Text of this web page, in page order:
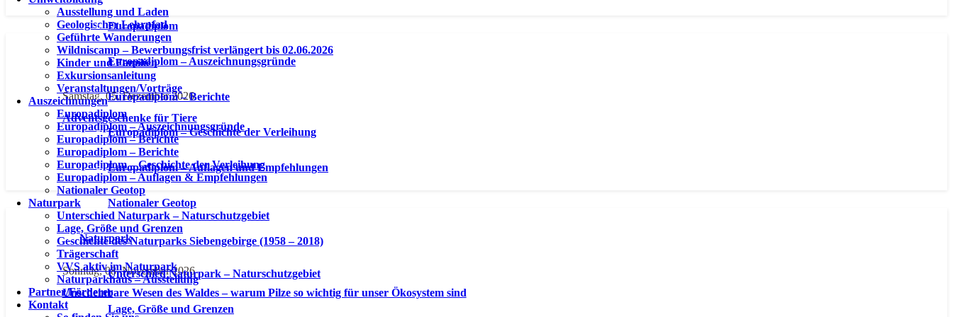
Europadiplom
Europadiplom – Auszeichnungsgründe
Europadiplom – Berichte
Europadiplom – Geschichte der Verleihung
Europadiplom – Auflagen und Empfehlungen
Nationaler Geotop
Naturpark
Unterschied Naturpark – Naturschutzgebiet
Lage, Größe und Grenzen
Ausstellung und Laden
Geologischer Lehrpfad
Geführte Wanderungen
Wildniscamp – Bewerbungsfrist verlängert bis 02.06.2026
Kinder und Familien
Exkursionsanleitung
Veranstaltungen/Vorträge
Auszeichnungen
Europadiplom
Europadiplom – Auszeichnungsgründe
Europadiplom – Berichte
Europadiplom – Berichte
Europadiplom – Geschichte der Verleihung
Europadiplom – Auflagen & Empfehlungen
Nationaler Geotop
Naturpark
Unterschied Naturpark – Naturschutzgebiet
Lage, Größe und Grenzen
Geschichte des Naturparks Siebengebirge (1958 – 2018)
Trägerschaft
VVS aktiv im Naturpark
Naturparkhaus – Ausstellung
Partner/Förderer
Kontakt
Samstag, 05. Dezember 2026
Adventsgeschenke für Tiere
Sonntag, 08. November 2026
Unscheinbare Wesen des Waldes – warum Pilze so wichtig für unser Ökosystem sind